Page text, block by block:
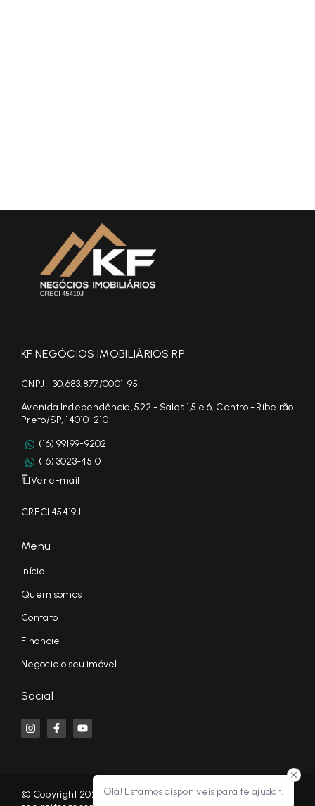
Olá! Estamos disponíveis para te ajudar.
KF NEGÓCIOS IMOBILIÁRIOS RP
CNPJ - 30.683.877/0001-95
Avenida Independência, 522 - Salas 1,5 e 6, Centro - Ribeirão
Preto/SP, 14010-210
(16) 99199-9202
(16) 3023-4510
Ver e-mail
CRECI 45419J
Menu
Início
Quem somos
Contato
Financie
Negocie o seu imóvel
Social
© Copyright 2026 - KF NEGÓCIOS IMOBILIÁRIOS RP - Todos